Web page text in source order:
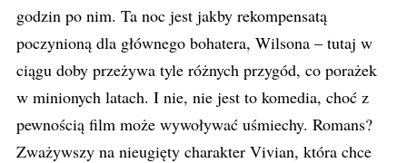
godzin po nim. Ta noc jest jakby rekompensatą
poczynioną dla głównego bohatera, Wilsona – tutaj w
ciągu doby przeżywa tyle różnych przygód, co porażek
w minionych latach. I nie, nie jest to komedia, choć z
pewnością film może wywoływać uśmiechy. Romans?
Zważywszy na nieugięty charakter Vivian, która chce